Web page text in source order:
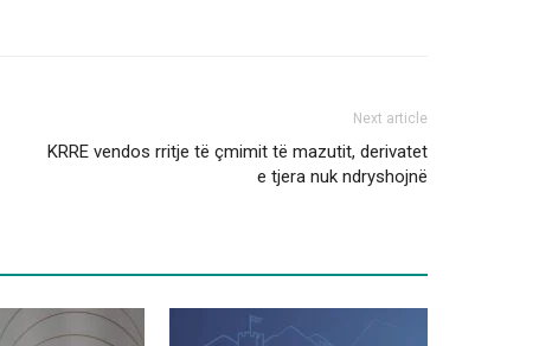
Next article
KRRE vendos rritje të çmimit të mazutit, derivatet
e tjera nuk ndryshojnë